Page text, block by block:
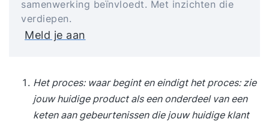
samenwerking beïnvloedt. Met inzichten die
verdiepen.
Meld je aan
Het proces: waar begint en eindigt het proces: zie
jouw huidige product als een onderdeel van een
keten aan gebeurtenissen die jouw huidige klant